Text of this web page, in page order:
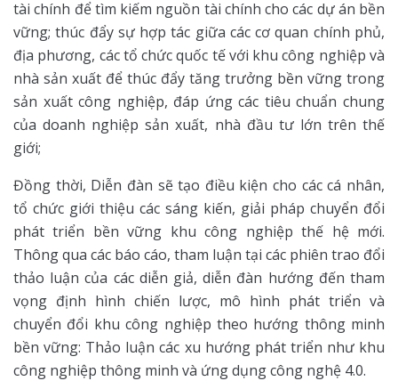
tài chính để tìm kiếm nguồn tài chính cho các dự án bền
vững; thúc đẩy sự hợp tác giữa các cơ quan chính phủ,
địa phương, các tổ chức quốc tế với khu công nghiệp và
nhà sản xuất để thúc đẩy tăng trưởng bền vững trong
sản xuất công nghiệp, đáp ứng các tiêu chuẩn chung
của doanh nghiệp sản xuất, nhà đầu tư lớn trên thế
giới;
Đồng thời, Diễn đàn sẽ tạo điều kiện cho các cá nhân,
tổ chức giới thiệu các sáng kiến, giải pháp chuyển đổi
phát triển bền vững khu công nghiệp thế hệ mới.
Thông qua các báo cáo, tham luận tại các phiên trao đổi
thảo luận của các diễn giả, diễn đàn hướng đến tham
vọng định hình chiến lược, mô hình phát triển và
chuyển đổi khu công nghiệp theo hướng thông minh
bền vững: Thảo luận các xu hướng phát triển như khu
công nghiệp thông minh và ứng dụng công nghệ 4.0.